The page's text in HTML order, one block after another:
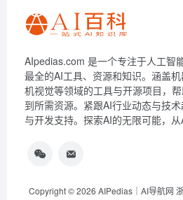
AIpedias.com 是一个专注于人工智
最全的AI工具、资源和知识。涵盖
机视觉等领域的工具与开源项目，
到所需资源。紧跟AI行业动态与技
与开发支持。探索AI的无限可能，从
Copyright © 2026 AIPedias｜AI导航网